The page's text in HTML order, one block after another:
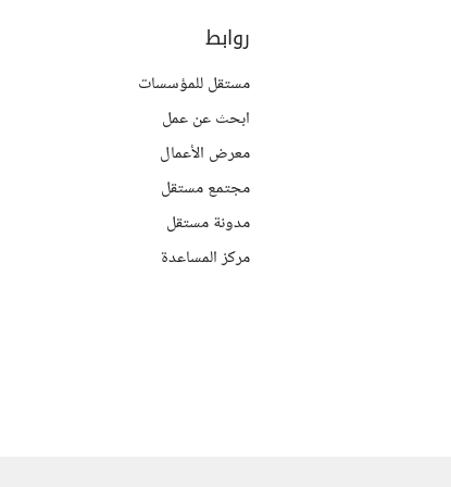
روابط
مستقل للمؤسسات
ابحث عن عمل
معرض الأعمال
مجتمع مستقل
مدونة مستقل
مركز المساعدة